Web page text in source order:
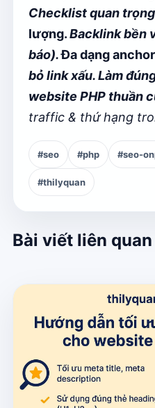
Checklist quan
lượng.Backlink bền
báo).Đa dạng
bỏ link xấu. Làm
website PHP thuần
traffic & thứ hạng
#seo #php #seo-
#thilyquan
Bài viết liên quan